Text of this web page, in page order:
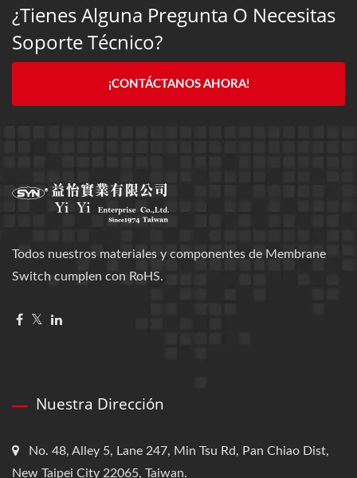
¿Tienes Alguna Pregunta O Necesitas
Soporte Técnico?
¡CONTÁCTANOS AHORA!
Todos nuestros materiales y componentes de Membrane
Switch cumplen con RoHS.
Nuestra Dirección
No. 48, Alley 5, Lane 247, Min Tsu Rd, Pan Chiao Dist,
New Taipei City 22065, Taiwan.